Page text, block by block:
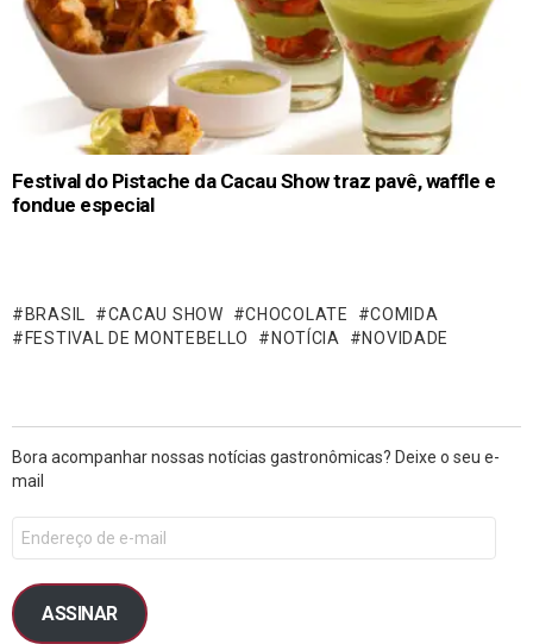
Festival do Pistache da Cacau Show traz pavê, waffle e
fondue especial
BRASIL CACAU SHOW CHOCOLATE
COMIDA
FESTIVAL DE MONTEBELLO
NOTÍCIA NOVIDADE
Bora acompanhar nossas notícias gastronômicas? Deixe o seu e-
mail
ASSINAR